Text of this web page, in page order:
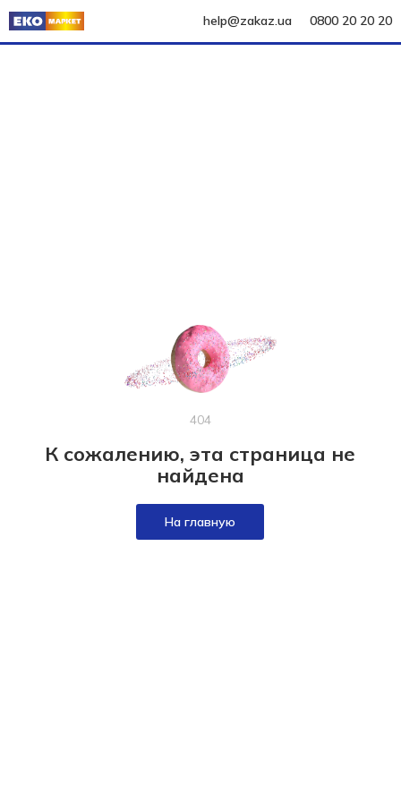
help@zakaz.ua 0800 20 20 20
404
К сожалению, эта страница не
найдена
На главную